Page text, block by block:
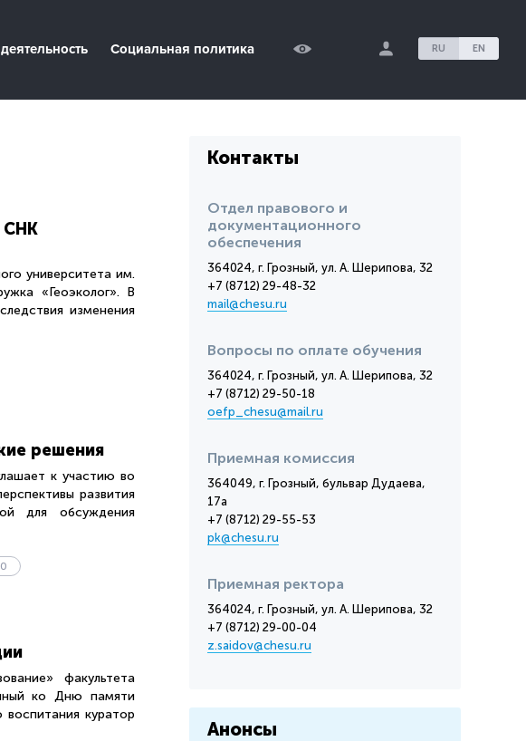
Социальная политика RU EN
СНК
университета им.
«Геоэколог». В
изменения
решения
к участию во
развития
для обсуждения
факультета
ко Дню памяти
куратор
Контакты
Отдел правового и
документационного
обеспечения
364024, г. Грозный, ул. А. Шерипова, 32
+7 (8712) 29-48-32
mail@chesu.ru
Вопросы по оплате обучения
364024, г. Грозный, ул. А. Шерипова, 32
+7 (8712) 29-50-18
oefp_chesu@mail.ru
Приемная комиссия
364049, г. Грозный, бульвар Дудаева,
17а
+7 (8712) 29-55-53
pk@chesu.ru
Приемная ректора
364024, г. Грозный, ул. А. Шерипова, 32
+7 (8712) 29-00-04
z.saidov@chesu.ru
Анонсы